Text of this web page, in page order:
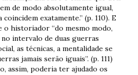
de modo absolutamente igual,
exatamente.” (p. 110). E
o historiador “do mesmo modo,
intervalo de duas guerras
as técnicas, a mentalidade se
jamais serão iguais”. (p. 111)
assim, poderia ter ajudado os